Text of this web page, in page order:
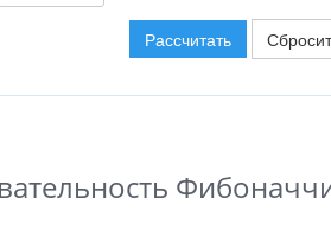
Рассчитать